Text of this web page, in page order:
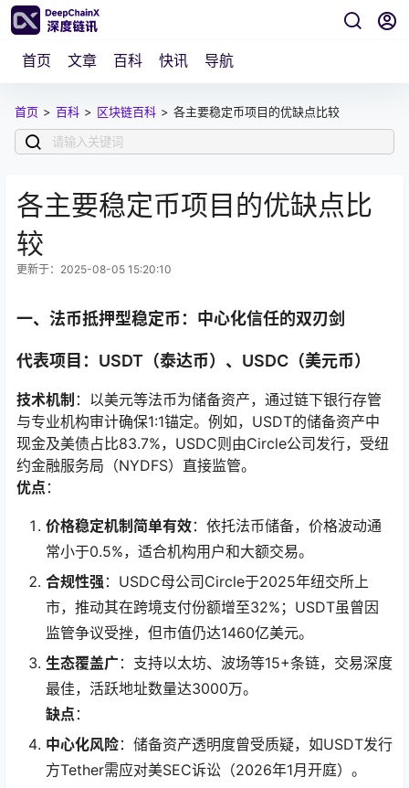
首页 文章 百科 快讯 导航
首页 > 百科 > 区块链百科 > 各主要稳定币项目的优缺点比较
各主要稳定币项目的优缺点比
较
更新于：2025-08-05 15:20:10
一、法币抵押型稳定币：中心化信任的双刃剑
代表项目：USDT（泰达币）、USDC（美元币）
技术机制 ：以美元等法币为储备资产，通过链下银行存管
与专业机构审计确保1:1锚定。例如，USDT的储备资产中
现金及美债占比83.7%，USDC则由Circle公司发行，受纽
约金融服务局（NYDFS）直接监管。
优点 ：
价格稳定机制简单有效：依托法币储备，价格波动通
常小于0.5%，适合机构用户和大额交易。
合规性强 ：USDC母公司Circle于2025年纽交所上
市，推动其在跨境支付份额增至32%；USDT虽曾因
监管争议受挫，但市值仍达1460亿美元。
生态覆盖广：支持以太坊、波场等15+条链，交易深度
最佳，活跃地址数量达3000万。
缺点 ：
中心化风险：储备资产透明度曾受质疑，如USDT发行
方Tether需应对美SEC诉讼（2026年1月开庭）。